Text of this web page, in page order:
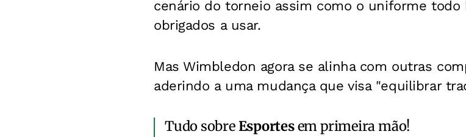
cenário do torneio assim como o uniforme
obrigados a usar.
Mas Wimbledon agora se alinha com outras
aderindo a uma mudança que visa "equilibrar
Tudo sobreEsportesem primeira mão!